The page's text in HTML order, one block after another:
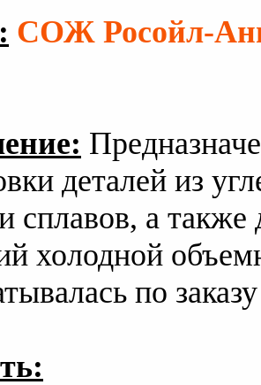
СОЖ Росойл-
деталей из
сплавов, а
холодной
по